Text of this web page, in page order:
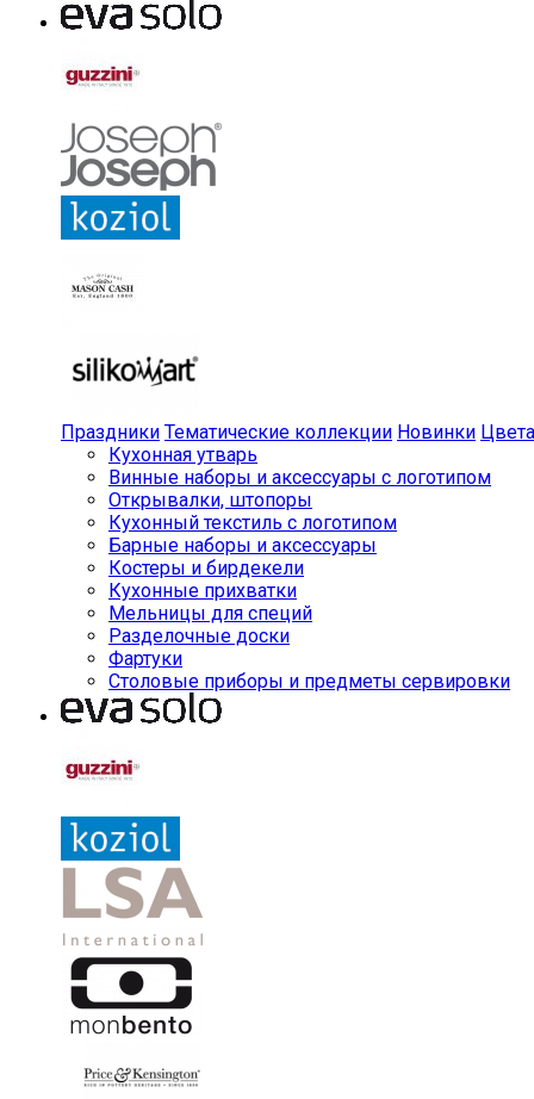
Праздники Тематические коллекции Новинки Цвета
Кухонная утварь
Винные наборы и аксессуары с логотипом
Открывалки, штопоры
Кухонный текстиль с логотипом
Барные наборы и аксессуары
Костеры и бирдекели
Кухонные прихватки
Мельницы для специй
Разделочные доски
Фартуки
Столовые приборы и предметы сервировки